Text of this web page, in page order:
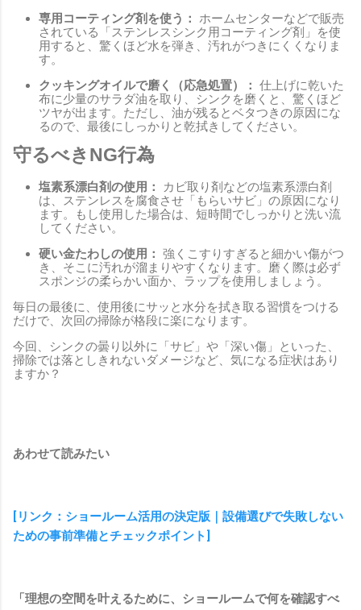
専用コーティング剤を使う：
ホームセンターなどで販売
されている「ステンレスシンク用コーティング剤」を使
用すると、驚くほど水を弾き、汚れがつきにくくなりま
す。
クッキングオイルで磨く（応急処置）： 仕上げに乾いた
布に少量のサラダ油を取り、シンクを磨くと、驚くほど
ツヤが出ます。ただし、油が残るとベタつきの原因にな
るので、最後にしっかりと乾拭きしてください。
守るべきNG行為
塩素系漂白剤の使用：
カビ取り剤などの塩素系漂白剤
は、ステンレスを腐食させ「もらいサビ」の原因になり
ます。もし使用した場合は、短時間でしっかりと洗い流
してください。
硬い金たわしの使用： 強くこすりすぎると細かい傷がつ
き、そこに汚れが溜まりやすくなります。磨く際は必ず
スポンジの柔らかい面か、ラップを使用しましょう。
毎日の最後に、使用後にサッと水分を拭き取る習慣をつける
だけで、次回の掃除が格段に楽になります。
今回、シンクの曇り以外に「サビ」や「深い傷」といった、
掃除では落としきれないダメージなど、気になる症状はあり
ますか？
あわせて読みたい
[リンク：ショールーム活用の決定版｜設備選びで失敗しない
ための事前準備とチェックポイント]
「理想の空間を叶えるために、ショールームで何を確認すべ